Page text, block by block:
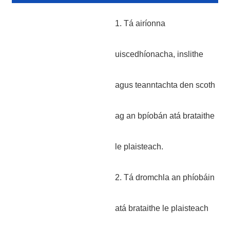
1. Tá airíonna
uiscedhíonacha, inslithe
agus teanntachta den scoth
ag an bpíobán atá brataithe
le plaisteach.
2. Tá dromchla an phíobáin
atá brataithe le plaisteach